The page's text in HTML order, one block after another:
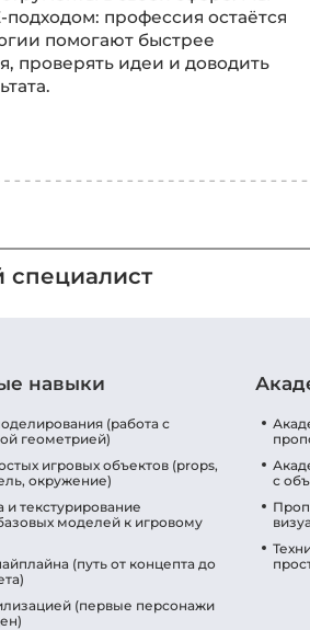
подходом: профессия остаётся
помогают быстрее
проверять идеи и доводить
навыки
(работа с
геометрией)
игровых объектов (props,
окружение)
и текстурирование
моделей к игровому
(путь от концепта до
(первые персонажи
с